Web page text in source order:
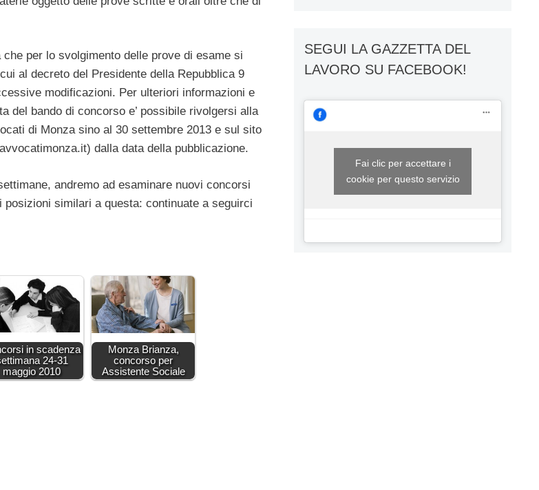
per lo svolgimento delle prove di esame si
al decreto del Presidente della Repubblica 9
modificazioni. Per ulteriori informazioni e
del bando di concorso e’ possibile rivolgersi alla
di Monza sino al 30 settembre 2013 e sul sito
dalla data della pubblicazione.
andremo ad esaminare nuovi concorsi
posizioni similari a questa: continuate a seguirci
in scadenza
24-31
maggio 2010
Monza Brianza,
concorso per
Assistente Sociale
SEGUI LA GAZZETTA DEL
LAVORO SU FACEBOOK!
Fai clic per accettare i
cookie per questo servizio